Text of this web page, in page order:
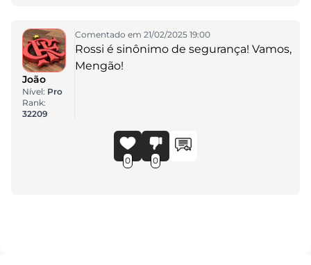
João
Nível: Pro
Rank:
32209
Comentado em 21/02/2025 19:00
Rossi é sinônimo de segurança! Vamos,
Mengão!
0 0